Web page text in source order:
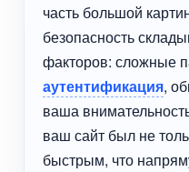
часть большой
безопасность
факторов: сложные
аутентификация,
ваша
ваш сайт был не
быстрым, что